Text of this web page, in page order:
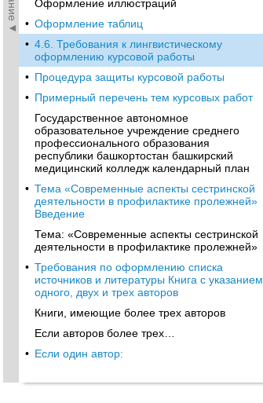
Оформление иллюстраций
• Оформление таблиц
• 4.6. Требования к лингвистическому
оформлению курсовой работы
• Процедура защиты курсовой работы
• Примерный перечень тем курсовых работ
Государственное автономное
образовательное учреждение среднего
профессионального образования
республики башкортостан башкирский
медицинский колледж календарный план
• Тема «Современные аспекты сестринской
деятельности в профилактике пролежней»
Введение
Тема: «Современные аспекты сестринской
деятельности в профилактике пролежней»
• Требования по оформлению списка
источников и литературы Книга с указанием
одного, двух и трех авторов
Книги, имеющие более трех авторов
Если авторов более трех…
• Если один автор: